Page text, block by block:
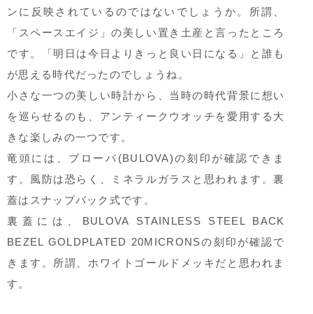
ンに反映されているのではないでしょうか。所謂、
「スペースエイジ」の美しい置き土産と言ったところ
です。「明日は今日よりきっと良い日になる」と誰も
が思える時代だったのでしょうね。
小さな一つの美しい時計から、当時の時代背景に想い
を巡らせるのも、アンティークウオッチを愛用する大
きな楽しみの一つです。
竜頭には、ブローバ(BULOVA)の刻印が確認できま
す。風防は恐らく、ミネラルガラスと思われます。裏
蓋はスナップバック式です。
裏蓋には、BULOVA STAINLESS STEEL BACK
BEZEL GOLDPLATED 20MICRONSの刻印が確認で
きます。所謂、ホワイトゴールドメッキだと思われま
す。